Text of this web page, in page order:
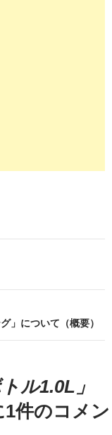
」について（概要）
ル1.0L」
1件のコメン